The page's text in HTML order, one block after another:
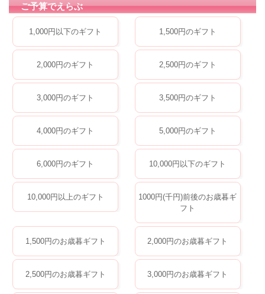
ご予算でえらぶ
1,000円以下のギフト 1,500円のギフト
2,000円のギフト 2,500円のギフト
3,000円のギフト 3,500円のギフト
4,000円のギフト 5,000円のギフト
6,000円のギフト 10,000円以下のギフト
10,000円以上のギフト
1000円(千円)前後のお歳暮ギ
フト
1,500円のお歳暮ギフト 2,000円のお歳暮ギフト
2,500円のお歳暮ギフト 3,000円のお歳暮ギフト